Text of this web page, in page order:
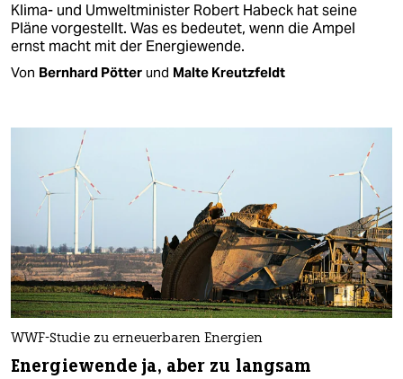
Klima- und Umweltminister Robert Habeck hat seine
Pläne vorgestellt. Was es bedeutet, wenn die Ampel
ernst macht mit der Energiewende.
Von Bernhard Pötter und Malte Kreutzfeldt
WWF-Studie zu erneuerbaren Energien
Energiewende ja, aber zu langsam